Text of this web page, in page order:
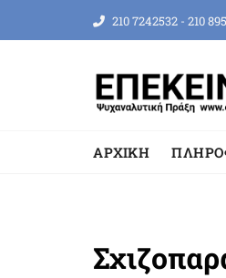
210 7242532 - 210
ΑΡΧΙΚΗ